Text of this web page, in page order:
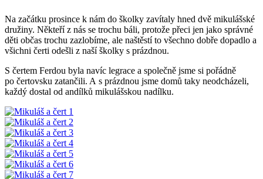
Na začátku prosince k nám do školky zavítaly hned dvě mikulášské
družiny. Někteří z nás se trochu báli, protože přeci jen jako správné
děti občas trochu zazlobíme, ale naštěstí to všechno dobře dopadlo a
všichni čerti odešli z naší školky s prázdnou.
S čertem Ferdou byla navíc legrace a společně jsme si pořádně
po čertovsku zatančili. A s prázdnou jsme domů taky neodcházeli,
každý dostal od andílků mikulášskou nadílku.